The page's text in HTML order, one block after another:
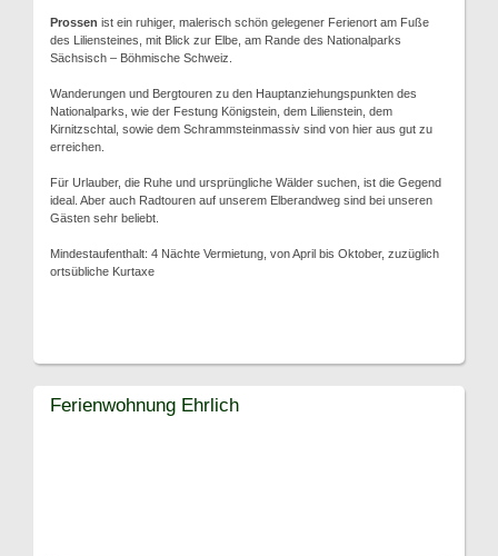
Prossen ist ein ruhiger, malerisch schön gelegener Ferienort am Fuße
des Liliensteines, mit Blick zur Elbe, am Rande des Nationalparks
Sächsisch – Böhmische Schweiz.
Wanderungen und Bergtouren zu den Hauptanziehungspunkten des
Nationalparks, wie der Festung Königstein, dem Lilienstein, dem
Kirnitzschtal, sowie dem Schrammsteinmassiv sind von hier aus gut zu
erreichen.
Für Urlauber, die Ruhe und ursprüngliche Wälder suchen, ist die Gegend
ideal. Aber auch Radtouren auf unserem Elberandweg sind bei unseren
Gästen sehr beliebt.
Mindestaufenthalt: 4 Nächte Vermietung, von April bis Oktober, zuzüglich
ortsübliche Kurtaxe
Ferienwohnung Ehrlich